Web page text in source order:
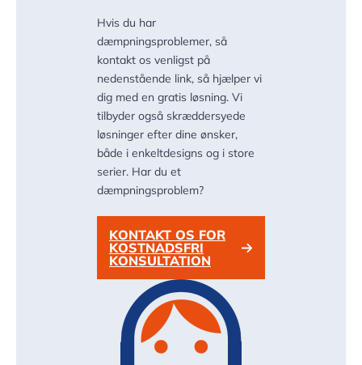
Hvis du har
dæmpningsproblemer, så
kontakt os venligst på
nedenstående link, så hjælper vi
dig med en gratis løsning. Vi
tilbyder også skræddersyede
løsninger efter dine ønsker,
både i enkeltdesigns og i store
serier. Har du et
dæmpningsproblem?
KONTAKT OS FOR
KOSTNADSFRI
KONSULTATION